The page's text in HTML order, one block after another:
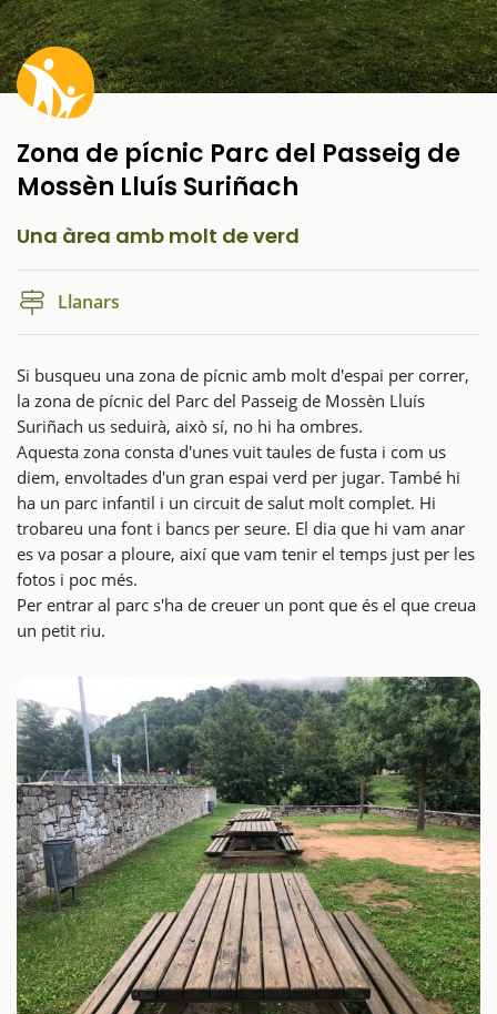
Zona de pícnic Parc del Passeig de
Mossèn Lluís Suriñach
Una àrea amb molt de verd
Llanars
Si busqueu una zona de pícnic amb molt d'espai per correr,
la zona de pícnic del Parc del Passeig de Mossèn Lluís
Suriñach us seduirà, això sí, no hi ha ombres.
Aquesta zona consta d'unes vuit taules de fusta i com us
diem, envoltades d'un gran espai verd per jugar. També hi
ha un parc infantil i un circuit de salut molt complet. Hi
trobareu una font i bancs per seure. El dia que hi vam anar
es va posar a ploure, així que vam tenir el temps just per les
fotos i poc més.
Per entrar al parc s'ha de creuer un pont que és el que creua
un petit riu.